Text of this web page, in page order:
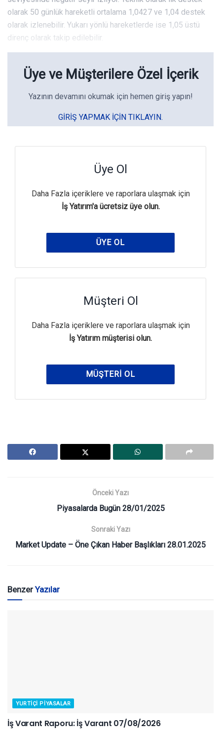
olarak 50 günlük hareketli ortalama 1,0427 ve 1,04 destek
olarak izlenebilir. Yukarı yönlü hareketlerde ise 1,05 üstü
direnç olarak takip edilebilir.
Üye ve Müşterilere Özel İçerik
Yazının devamını okumak için hemen giriş yapın!
GIRIŞ YAPMAK IÇIN TIKLAYIN.
Üye Ol
Daha Fazla içeriklere ve raporlara ulaşmak için
İş Yatırım'a ücretsiz üye olun.
ÜYE OL
Müşteri Ol
Daha Fazla içeriklere ve raporlara ulaşmak için
İş Yatırım müşterisi olun.
MÜŞTERI OL
Önceki Yazı
Piyasalarda Bugün 28/01/2025
Sonraki Yazı
Market Update – Öne Çıkan Haber Başlıkları 28.01.2025
BenzerYazılar
YURTIÇI PIYASALAR
İş Varant Raporu: İş Varant 07/08/2026